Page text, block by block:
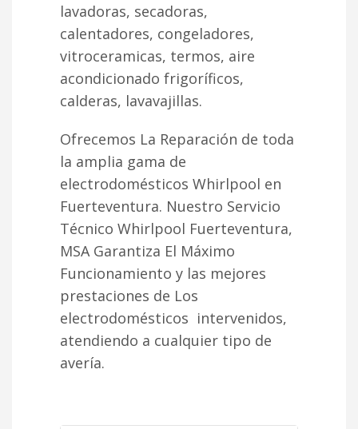
lavadoras, secadoras,
calentadores, congeladores,
vitroceramicas, termos, aire
acondicionado frigoríficos,
calderas, lavavajillas.
Ofrecemos La Reparación de toda
la amplia gama de
electrodomésticos Whirlpool en
Fuerteventura. Nuestro Servicio
Técnico Whirlpool Fuerteventura,
MSA Garantiza El Máximo
Funcionamiento y las mejores
prestaciones de Los
electrodomésticos intervenidos,
atendiendo a cualquier tipo de
avería.